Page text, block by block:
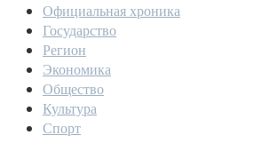
Официальная хроника
Государство
Регион
Экономика
Общество
Культура
Спорт